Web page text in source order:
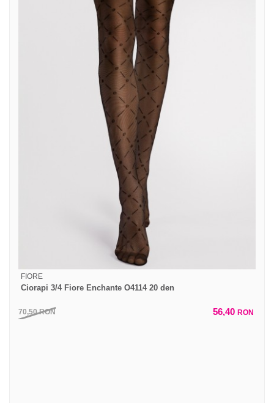
FIORE
Ciorapi 3/4 Fiore Enchante O4114 20 den
70,50RON 56,40 RON